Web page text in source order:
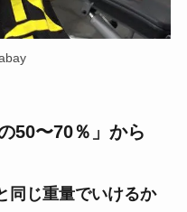
50〜70％」から
同じ重量でいけるか